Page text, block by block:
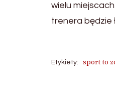
wielu
trenera będzie
Etykiety: sport to